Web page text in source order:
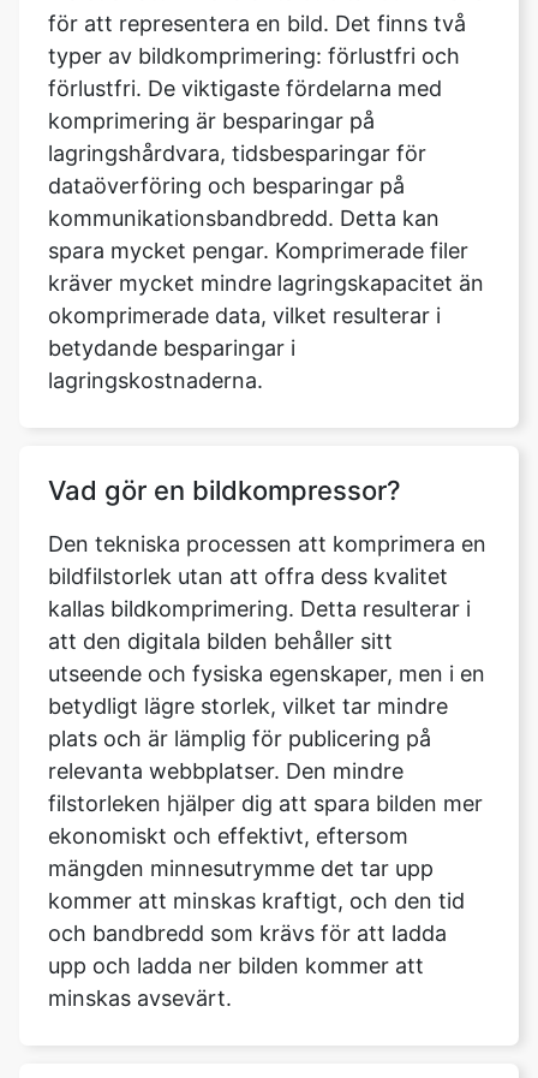
komprimering är besparingar på
lagringshårdvara, tidsbesparingar för
dataöverföring och besparingar på
kommunikationsbandbredd. Detta kan
spara mycket pengar. Komprimerade filer
kräver mycket mindre lagringskapacitet än
okomprimerade data, vilket resulterar i
betydande besparingar i
lagringskostnaderna.
Vad gör en bildkompressor?
bildfilstorlek utan att offra dess kvalitet
kallas bildkomprimering. Detta resulterar i
att den digitala bilden behåller sitt
utseende och fysiska egenskaper, men i en
betydligt lägre storlek, vilket tar mindre
plats och är lämplig för publicering på
relevanta webbplatser. Den mindre
filstorleken hjälper dig att spara bilden mer
ekonomiskt och effektivt, eftersom
mängden minnesutrymme det tar upp
kommer att minskas kraftigt, och den tid
och bandbredd som krävs för att ladda
upp och ladda ner bilden kommer att
minskas avsevärt.
Vilka är typerna av